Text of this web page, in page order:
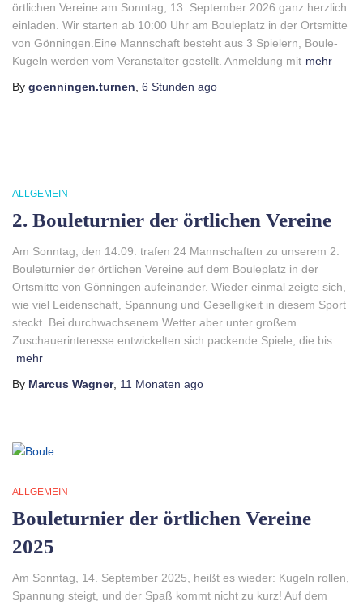
örtlichen Vereine am Sonntag, 13. September 2026 ganz herzlich
einladen. Wir starten ab 10:00 Uhr am Bouleplatz in der Ortsmitte
von Gönningen.Eine Mannschaft besteht aus 3 Spielern, Boule-
Kugeln werden vom Veranstalter gestellt. Anmeldung mit mehr
By goenningen.turnen 6 Stunden ago
ALLGEMEIN
2. Bouleturnier der örtlichen Vereine
Am Sonntag, den 14.09. trafen 24 Mannschaften zu unserem 2.
Bouleturnier der örtlichen Vereine auf dem Bouleplatz in der
Ortsmitte von Gönningen aufeinander. Wieder einmal zeigte sich,
wie viel Leidenschaft, Spannung und Geselligkeit in diesem Sport
steckt. Bei durchwachsenem Wetter aber unter großem
Zuschauerinteresse entwickelten sich packende Spiele, die bis
mehr
By Marcus Wagner, 11 Monaten ago
ALLGEMEIN
Bouleturnier der örtlichen Vereine
2025
Am Sonntag, 14. September 2025, heißt es wieder: Kugeln rollen,
Spannung steigt, und der Spaß kommt nicht zu kurz! Auf dem